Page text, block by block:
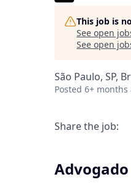
This job is
See open
See open
São Paulo, SP,
Posted 6+ months
Share the job: